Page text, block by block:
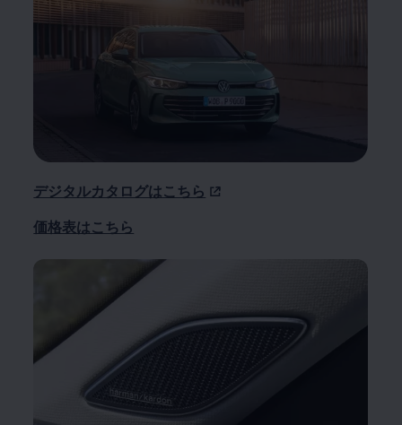
デジタルカタログはこちら
価格表はこちら